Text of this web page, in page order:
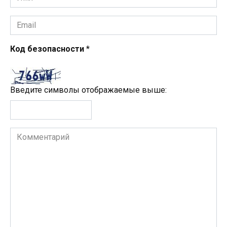
*
Email
*
Код безопасности *
Введите символы отображаемые выше:
Комментарий